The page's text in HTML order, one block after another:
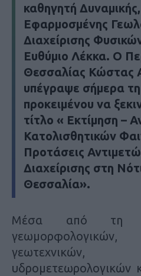
καθηγητή
Εφαρμοσμένης
Διαχείρισης
Ευθύμιο Λέκκα. Ο
Θεσσαλίας Κώστας
υπέγραψε σήμερα τη
προκειμένου να
τίτλο « Εκτίμηση –
Κατολισθητικών
Προτάσεις
Διαχείρισης στη
Θεσσαλία».
Μέσα από τη
γεωτεχνικών,
υδρομετεωρολογικών